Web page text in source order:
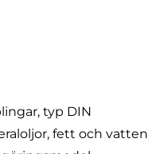
typ DIN
fett och vatten